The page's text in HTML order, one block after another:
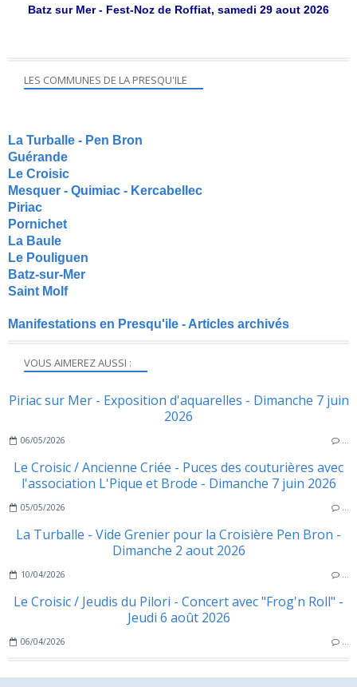
VOUS AIMEREZ AUSSI :
Piriac sur Mer - Exposition d'aquarelles - Dimanche 7 juin
2026
06/05/2026 …
Le Croisic / Ancienne Criée - Puces des couturières avec
l'association L'Pique et Brode - Dimanche 7 juin 2026
05/05/2026 …
La Turballe - Vide Grenier pour la Croisière Pen Bron -
Dimanche 2 aout 2026
10/04/2026 …
Le Croisic / Jeudis du Pilori - Concert avec "Frog'n Roll" -
Jeudi 6 août 2026
06/04/2026 …
Batz sur Mer - Fest-Noz de Roffiat, samedi 29 aout 2026
LES COMMUNES DE LA PRESQU'ILE
La Turballe - Pen Bron
Guérande
Le Croisic
Mesquer - Quimiac - Kercabellec
Piriac
Pornichet
La Baule
Le Pouliguen
Batz-sur-Mer
Saint Molf
Manifestations en Presqu'ile - Articles archivés